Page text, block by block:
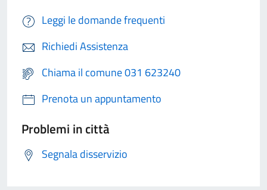
Leggi le domande frequenti
Richiedi Assistenza
Chiama il comune 031 623240
Prenota un appuntamento
Problemi in città
Segnala disservizio